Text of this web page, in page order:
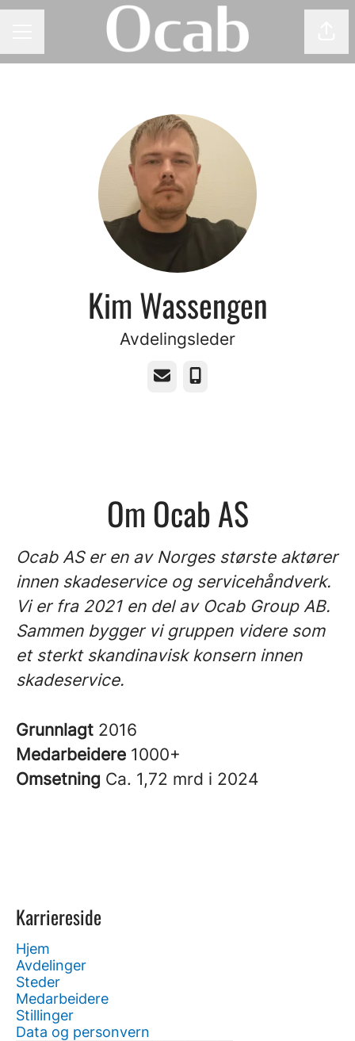
Kim Wassengen
Avdelingsleder
E-postTelefonnummer
Om Ocab AS
Ocab AS er en av Norges største aktører
innen skadeservice og servicehåndverk.
Vi er fra 2021 en del av Ocab Group AB.
Sammen bygger vi gruppen videre som
et sterkt skandinavisk konsern innen
skadeservice.
Grunnlagt 2016
Medarbeidere 1000+
Omsetning Ca. 1,72 mrd i 2024
Karriereside
Hjem
Avdelinger
Steder
Medarbeidere
Stillinger
Data og personvern